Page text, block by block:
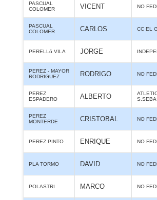
PASCUAL
COLOMER
VICENT NO
PASCUAL
COLOMER
CARLOS CC EL
PERELLó VILA JORGE
PEREZ - MAYOR
RODRIGUEZ
RODRIGO NO
PEREZ
ESPADERO
ALBERTO
PEREZ
MONTERDE
CRISTOBAL NO
PEREZ PINTO ENRIQUE NO
PLA TORMO DAVID NO
POLASTRI MARCO NO